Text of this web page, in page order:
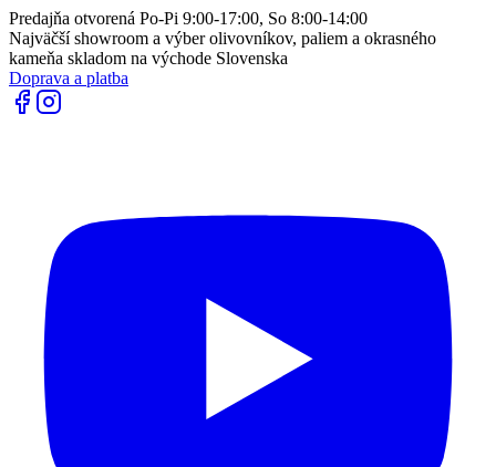
Predajňa otvorená Po-Pi 9:00-17:00, So 8:00-14:00
Najväčší showroom a výber olivovníkov, paliem a okrasného
kameňa skladom na východe Slovenska
Doprava a platba